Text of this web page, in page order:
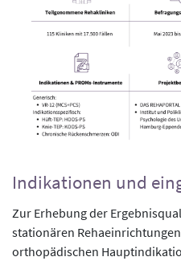
Indikationen und
Zur Erhebung der
stationären
orthopädischen